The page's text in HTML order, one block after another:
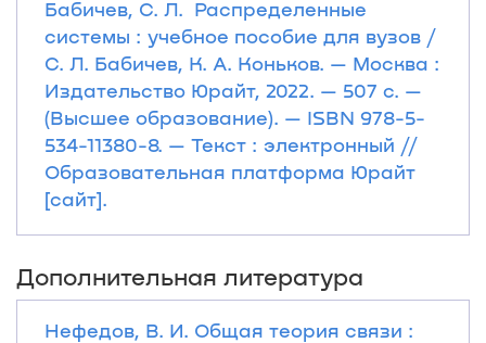
Бабичев, С. Л. Распределенные
системы : учебное пособие для вузов /
С. Л. Бабичев, К. А. Коньков. — Москва :
Издательство Юрайт, 2022. — 507 с. —
(Высшее образование). — ISBN 978-5-
534-11380-8. — Текст : электронный //
Образовательная платформа Юрайт
[сайт].
Дополнительная литература
Нефедов, В. И. Общая теория связи :